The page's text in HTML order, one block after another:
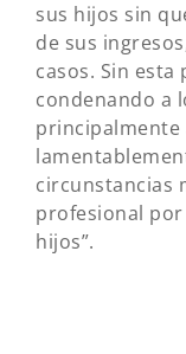
sus hijos sin
de sus
casos. Sin
condenando a
principalmente
circunstancias
profesional
hijos”.